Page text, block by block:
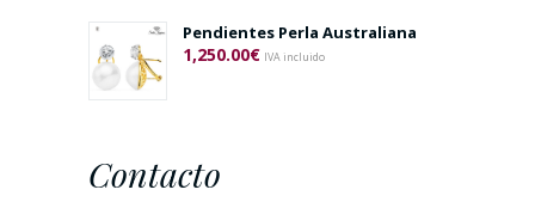
Pendientes Perla Australiana
1,250.00€ IVA incluido
Contacto